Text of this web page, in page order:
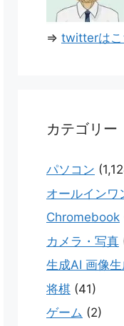
⇒ twitterはこ
カテゴリー
パソコン
オールインワ
Chromebook
カメラ・写真
生成AI 画像
将棋 (41)
ゲーム (2)